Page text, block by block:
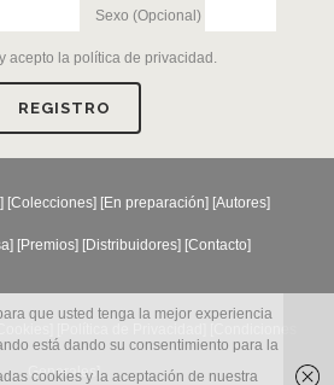
Sexo (Opcional)
acepto la política de privacidad .
] [Colecciones] [En preparación] [Autores]
] [Premios] [Distribuidores] [Contacto]
Generales ]
que usted tenga la mejor experiencia
está dando su consentimiento para la
cookies y la aceptación de nuestra